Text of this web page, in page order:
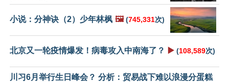
小说：分神诀（2）少年林枫 🖼️ (745,331次)
北京又一轮疫情爆发！病毒攻入中南海了？ ▶️ (108,589次)
川习6月举行生日峰会？ 分析：贸易战下难以浪漫分蛋糕